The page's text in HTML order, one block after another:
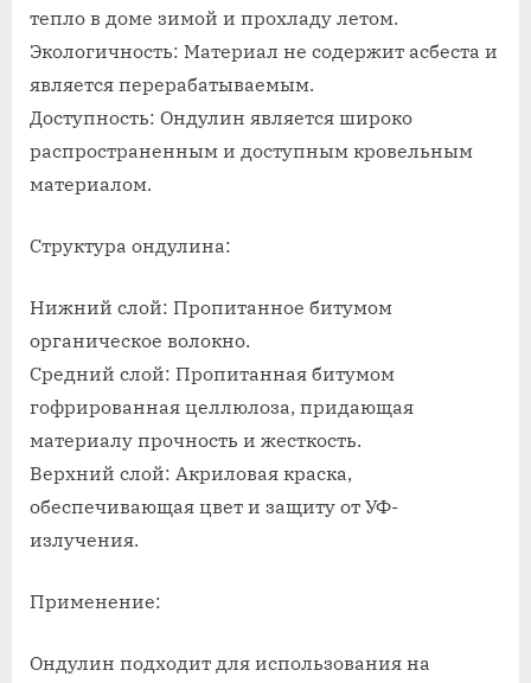
тепло в доме зимой и прохладу летом.
Экологичность: Материал не содержит асбеста и
является перерабатываемым.
Доступность: Ондулин является широко
распространенным и доступным кровельным
материалом.
Структура ондулина:
Нижний слой: Пропитанное битумом
органическое волокно.
Средний слой: Пропитанная битумом
гофрированная целлюлоза, придающая
материалу прочность и жесткость.
Верхний слой: Акриловая краска,
обеспечивающая цвет и защиту от УФ-
излучения.
Применение:
Ондулин подходит для использования на